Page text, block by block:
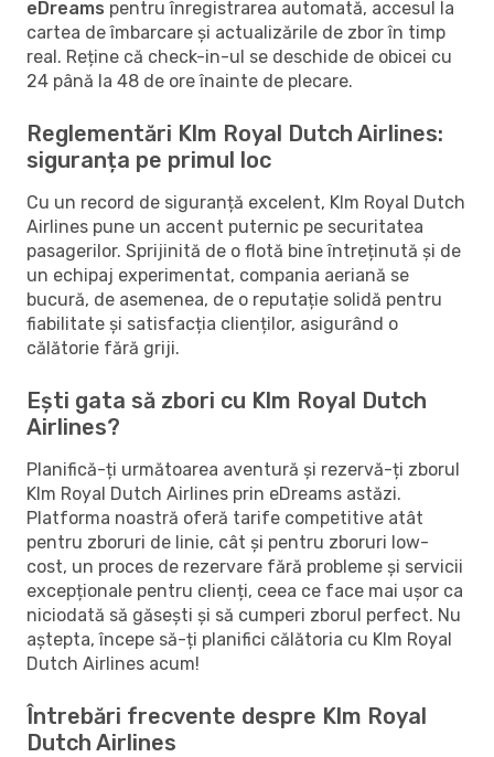
eDreams pentru înregistrarea automată, accesul la
cartea de îmbarcare și actualizările de zbor în timp
real. Reține că check-in-ul se deschide de obicei cu
24 până la 48 de ore înainte de plecare.
Reglementări Klm Royal Dutch Airlines:
siguranța pe primul loc
Cu un record de siguranță excelent, Klm Royal Dutch
Airlines pune un accent puternic pe securitatea
pasagerilor. Sprijinită de o flotă bine întreținută și de
un echipaj experimentat, compania aeriană se
bucură, de asemenea, de o reputație solidă pentru
fiabilitate și satisfacția clienților, asigurând o
călătorie fără griji.
Ești gata să zbori cu Klm Royal Dutch
Airlines?
Planifică-ți următoarea aventură și rezervă-ți zborul
Klm Royal Dutch Airlines prin eDreams astăzi.
Platforma noastră oferă tarife competitive atât
pentru zboruri de linie, cât și pentru zboruri low-
cost, un proces de rezervare fără probleme și servicii
excepționale pentru clienți, ceea ce face mai ușor ca
niciodată să găsești și să cumperi zborul perfect. Nu
aștepta, începe să-ți planifici călătoria cu Klm Royal
Dutch Airlines acum!
Întrebări frecvente despre Klm Royal
Dutch Airlines